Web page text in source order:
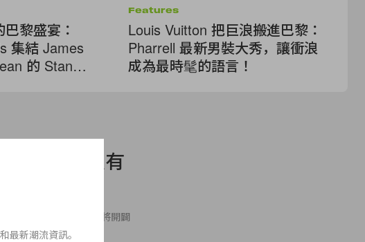
黎盛宴：
集結 James
的 Stan
Features
Louis Vuitton 把巨浪搬進巴黎：
Pharrell 最新男裝大秀，讓衝浪
成為最時髦的語言！
又有
原有的合作基礎上，又將開闢
最新潮流資訊。